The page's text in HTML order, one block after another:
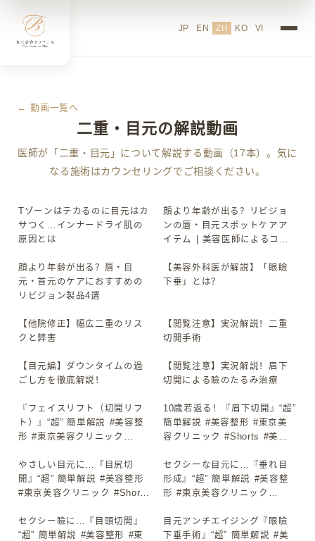
JP EN ZH KO VI
← 動画一覧へ
二重・目元の解説動画
医師が「二重・目元」について解説する動画（17本）。気に
なる施術はカウンセリングでご相談ください。
▶
Tゾーンはテカるのに目元はカ
サつく…インナードライ肌の
原因とは
▶
顔より年齢が出る？リビジョ
ンの唇・目元スポットケアア
イテム | 美容医師によるコス
▶
顔より年齢が出る？唇・目
元・首元のケアにおすすめの
リビジョン製品4選
▶
【美容外科医が解説】「眼瞼
下垂」とは？
▶
【他院修正】幅広二重のリス
クと弊害
▶
【閲覧注意】実況解説！二重
切開手術
▶
【目元編】ダウンタイムの過
ごし方を徹底解説！
▶
【閲覧注意】実況解説！眉下
切開による瞼のたるみ治療
▶
『フェイスリフト（切開リフ
ト）』“超” 簡単解説 #美容整
形 #東京美容クリニック
クリニック #Shorts
▶
10歳若返る！『眉下切開』“超”
簡単解説 #美容整形 #東京美
容クリニック #Shorts #美容
#Shorts
▶
やさしい目元に…『目尻切
開』“超” 簡単解説 #美容整形
#東京美容クリニック #Shorts
ク #Shorts
▶
セクシーな目元に…『垂れ目
形成』“超” 簡単解説 #美容整
形 #東京美容クリニック
▶
セクシー瞼に…『目頭切開』
“超” 簡単解説 #美容整形 #東
▶
目元アンチエイジング『眼瞼
下垂手術』“超” 簡単解説 #美